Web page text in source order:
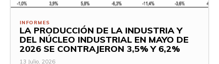
INFORMES
LA PRODUCCIÓN DE LA INDUSTRIA Y
DEL NÚCLEO INDUSTRIAL EN MAYO DE
2026 SE CONTRAJERON 3,5% Y 6,2%
13 Julio, 2026